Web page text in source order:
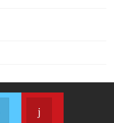
FacebookJoin us on Twitter